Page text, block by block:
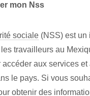
mon Nss
sociale (NSS) ⁣est un
‍travailleurs au
aux services
le pays. ⁢Si vous
obtenir des